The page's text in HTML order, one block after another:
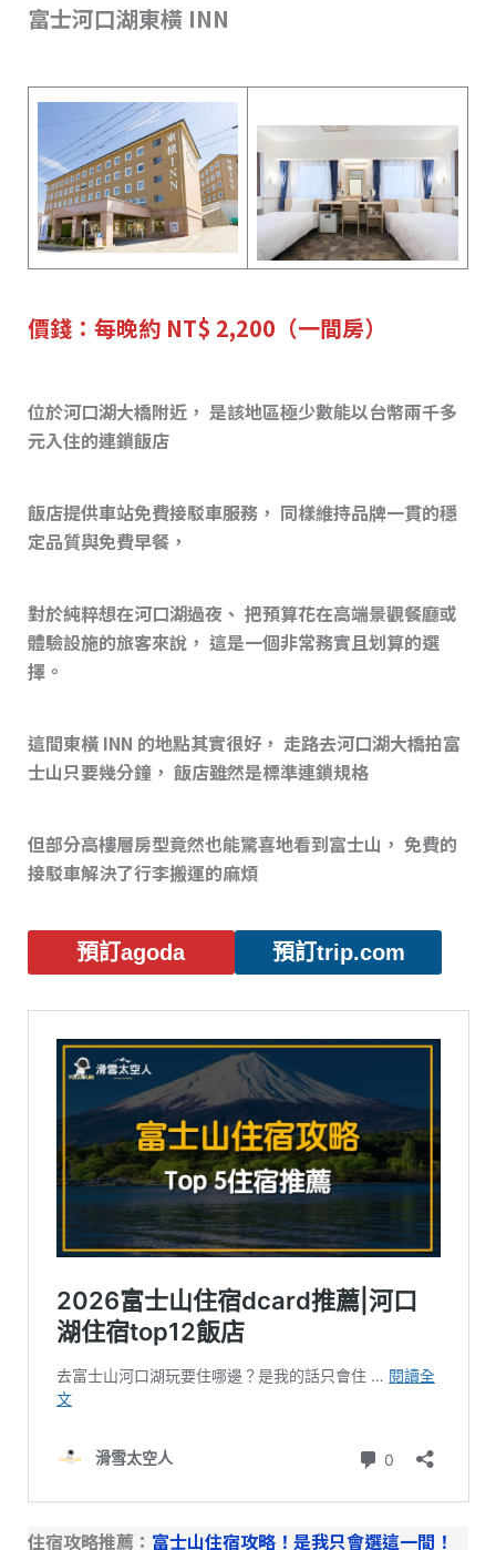
富士河口湖東橫 INN
價錢：每晚約 NT$ 2,200（一間房）
位於河口湖大橋附近， 是該地區極少數能以台幣兩千多
元入住的連鎖飯店
飯店提供車站免費接駁車服務， 同樣維持品牌一貫的穩
定品質與免費早餐，
對於純粹想在河口湖過夜、 把預算花在高端景觀餐廳或
體驗設施的旅客來說， 這是一個非常務實且划算的選
擇。
這間東橫 INN 的地點其實很好， 走路去河口湖大橋拍富
士山只要幾分鐘， 飯店雖然是標準連鎖規格
但部分高樓層房型竟然也能驚喜地看到富士山， 免費的
接駁車解決了行李搬運的麻煩
預訂agoda 預訂trip.com
住宿攻略推薦： 富士山住宿攻略！是我只會選這一間！